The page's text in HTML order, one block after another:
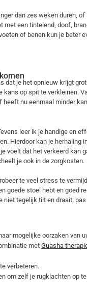
dan zes weken duren,
met een tintelend, doof,
of benen kun je beter
dat je het opnieuw krijgt
kans op spit te verkleinen.
nu eenmaal minder
leer ik je handige en
Hierdoor kan je herhaling
voelt dat het verkeerd kan
je ook in de zorgkosten.
te veel stress te
goede stoel hebt en goed
tegelijk tilt en draait; pas
mogelijke oorzaken van
metGuasha
verbeteren.
om zelf je rugklachten op